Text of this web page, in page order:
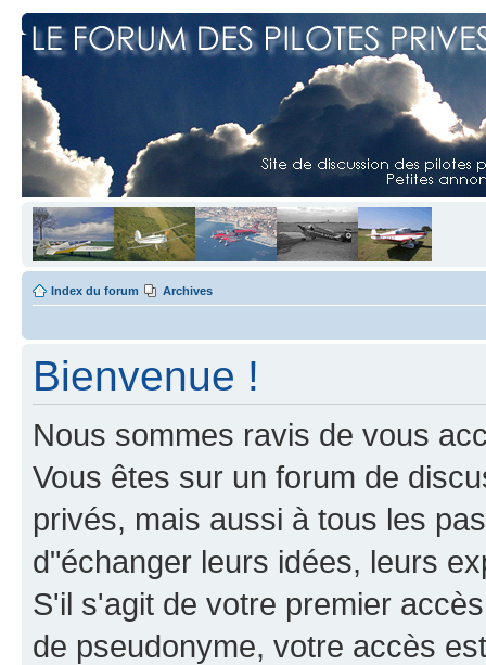
Index du forum Archives
Bienvenue !
Nous sommes ravis de vous
Vous êtes sur un forum de
privés, mais aussi à tous les
d"échanger leurs idées, leurs
S'il s'agit de votre premier
de pseudonyme, votre accès